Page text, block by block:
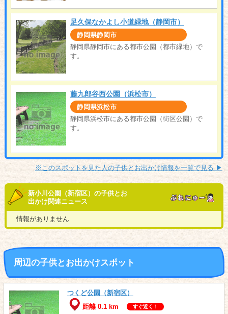
足久保なかよし小道緑地（静岡市）
静岡県静岡市
静岡県静岡市にある都市公園（都市緑地）で
す。
藤九郎谷西公園（浜松市）
静岡県浜松市
静岡県浜松市にある都市公園（街区公園）で
す。
※このスポットを見た人の子供とお出かけ情報を一覧で見る ▶︎
新小川公園（新宿区）の子供とお
出かけ関連ニュース
情報がありません
周辺の子供とお出かけスポット
つくど公園（新宿区）
距離 0.1 km
すぐ近く！